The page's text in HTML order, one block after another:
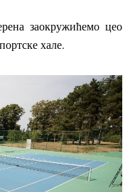
заокружићемо цео
хале.